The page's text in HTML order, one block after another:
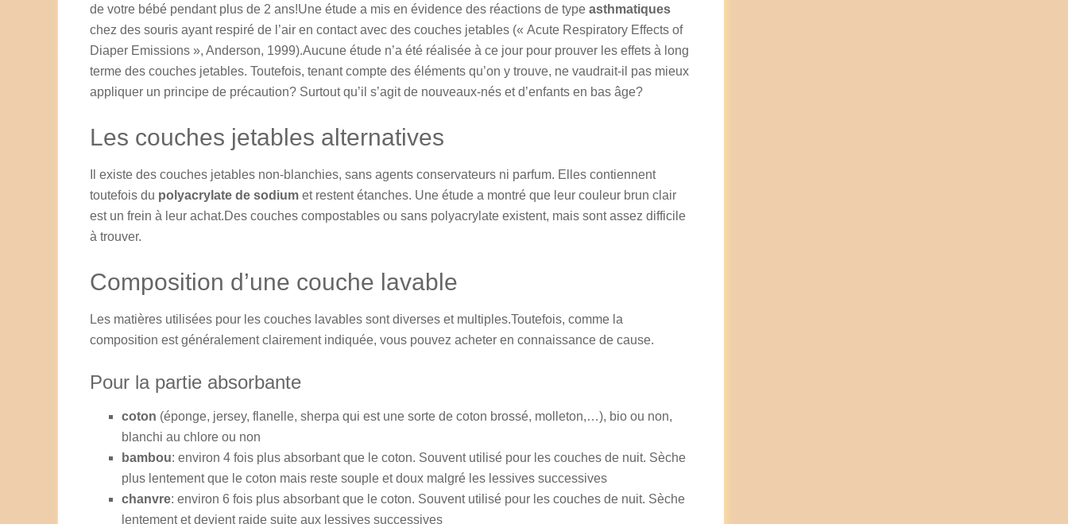
de votre bébé pendant plus de 2 ans!Une étude a mis en évidence des réactions de type asthmatiques
chez des souris ayant respiré de l’air en contact avec des couches jetables (« Acute Respiratory Effects of
Diaper Emissions », Anderson, 1999).Aucune étude n’a été réalisée à ce jour pour prouver les effets à long
terme des couches jetables. Toutefois, tenant compte des éléments qu’on y trouve, ne vaudrait-il pas mieux
appliquer un principe de précaution? Surtout qu’il s’agit de nouveaux-nés et d’enfants en bas âge?
Les couches jetables alternatives
Il existe des couches jetables non-blanchies, sans agents conservateurs ni parfum. Elles contiennent
toutefois du polyacrylate de sodium et restent étanches. Une étude a montré que leur couleur brun clair
est un frein à leur achat.Des couches compostables ou sans polyacrylate existent, mais sont assez difficile
à trouver.
Composition d’une couche lavable
Les matières utilisées pour les couches lavables sont diverses et multiples.Toutefois, comme la
composition est généralement clairement indiquée, vous pouvez acheter en connaissance de cause.
Pour la partie absorbante
coton (éponge, jersey, flanelle, sherpa qui est une sorte de coton brossé, molleton,…), bio ou non,
blanchi au chlore ou non
bambou: environ 4 fois plus absorbant que le coton. Souvent utilisé pour les couches de nuit. Sèche
plus lentement que le coton mais reste souple et doux malgré les lessives successives
chanvre: environ 6 fois plus absorbant que le coton. Souvent utilisé pour les couches de nuit. Sèche
lentement et devient raide suite aux lessives successives